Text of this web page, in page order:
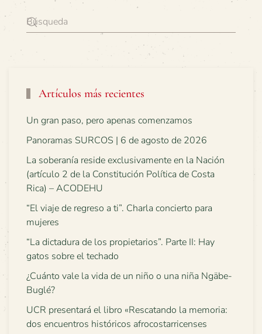
Artículos más recientes
Un gran paso, pero apenas comenzamos
Panoramas SURCOS | 6 de agosto de 2026
La soberanía reside exclusivamente en la Nación
(artículo 2 de la Constitución Política de Costa
Rica) – ACODEHU
“El viaje de regreso a ti”. Charla concierto para
mujeres
“La dictadura de los propietarios”. Parte II: Hay
gatos sobre el techado
¿Cuánto vale la vida de un niño o una niña Ngäbe-
Buglé?
UCR presentará el libro «Rescatando la memoria:
dos encuentros históricos afrocostarricenses